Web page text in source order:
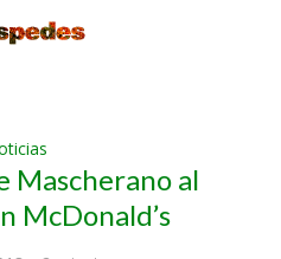
Mascherano al
McDonald’s